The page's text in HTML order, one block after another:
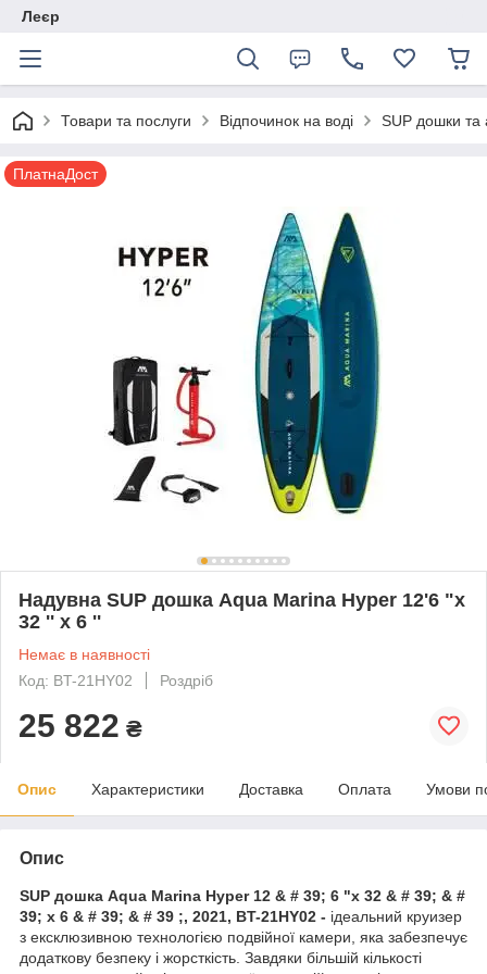
Леєр
Товари та послуги Відпочинок на воді SUP дошки та
ПлатнаДост
Надувна SUP дошка Aqua Marina Hyper 12'6 "x
32 '' х 6 ''
Немає в наявності
Код: BT-21HY02
Роздріб
25 822 ₴
Опис Характеристики Доставка Оплата Умови
Опис
SUP дошка Aqua Marina Hyper 12 & # 39; 6 "x 32 & # 39; & #
39; х 6 & # 39; & # 39 ;, 2021, BT-21HY02 - ідеальний круизер
з ексклюзивною технологією подвійної камери, яка забезпечує
додаткову безпеку і жорсткість. Завдяки більшій кількості